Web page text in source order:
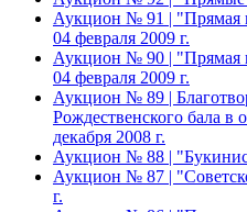
Аукцион № 91 | "Прямая
04 февраля 2009 г.
Аукцион № 90 | "Прямая
04 февраля 2009 г.
Аукцион № 89 |
Рождественского бала в
декабря 2008 г.
Аукцион № 88 |
Аукцион № 87 |
г.